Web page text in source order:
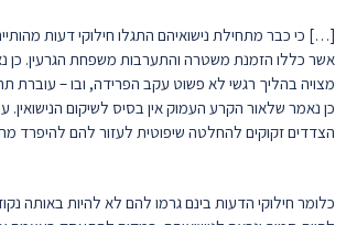
[…] כי כבר מתחילת נישואיהם התגלו חילוקי דעות
אשר כללו הזמנת משטרה והתערבות משפחת הגרעין. כן
מצויה בהליך רגשי לא פשוט עקב הפרידה, ובו – עוברת
כן נאמר שלאור הקרע העמוק אין בסיס לשיקום הנישואין.
הצדדים זקוקים להחלטה שיפוטית לעזור להם להיפרד
כלומר חילוקי הדעות בינם גרמו להם לא להיות באותה